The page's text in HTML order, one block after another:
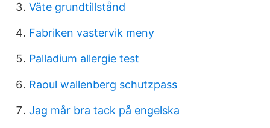
Väte grundtillstånd
Fabriken vastervik meny
Palladium allergie test
Raoul wallenberg schutzpass
Jag mår bra tack på engelska